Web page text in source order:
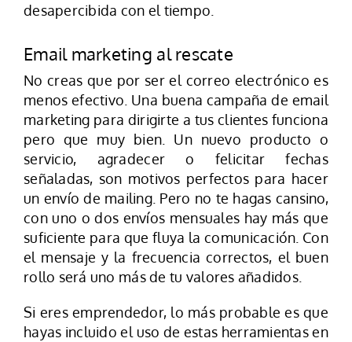
desapercibida con el tiempo.
Email marketing al rescate
No creas que por ser el correo electrónico es
menos efectivo. Una buena campaña de email
marketing para dirigirte a tus clientes funciona
pero que muy bien. Un nuevo producto o
servicio, agradecer o felicitar fechas
señaladas, son motivos perfectos para hacer
un envío de mailing. Pero no te hagas cansino,
con uno o dos envíos mensuales hay más que
suficiente para que fluya la comunicación. Con
el mensaje y la frecuencia correctos, el buen
rollo será uno más de tu valores añadidos.
Si eres emprendedor, lo más probable es que
hayas incluido el uso de estas herramientas en